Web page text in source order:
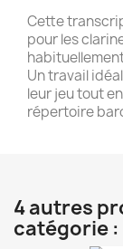
Cette
pour les
Un travail
leur jeu tout
répertoire
4 autres
catégorie :